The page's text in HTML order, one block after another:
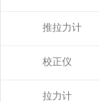
推拉力计
校正仪
拉力计